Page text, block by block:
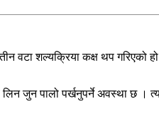
वटा शल्यक्रिया कक्ष थप गरिएको
लिन जुन पालो पर्खनुपर्ने अवस्था छ